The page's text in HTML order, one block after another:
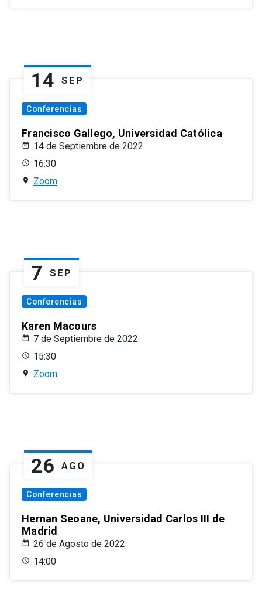
14 SEP
Conferencias
Francisco Gallego, Universidad Católica
14 de Septiembre de 2022
16:30
Zoom
7 SEP
Conferencias
Karen Macours
7 de Septiembre de 2022
15:30
Zoom
26 AGO
Conferencias
Hernan Seoane, Universidad Carlos III de
Madrid
26 de Agosto de 2022
14:00